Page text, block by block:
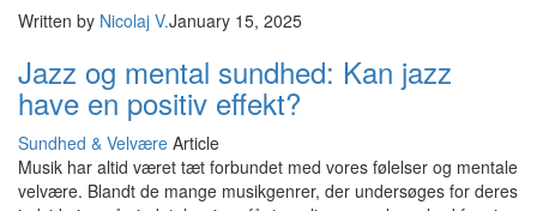
Written by Nicolaj V.January 15, 2025
Jazz og mental sundhed: Kan jazz
have en positiv effekt?
Sundhed & Velvære Article
Musik har altid været tæt forbundet med vores følelser og mentale
velvære. Blandt de mange musikgenrer, der undersøges for deres